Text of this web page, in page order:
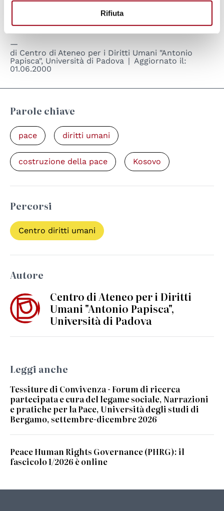
Rifiuta
internazionale dei diritti umani, vi chiediamo:
cessate il fuoco. Oggi.
di Centro di Ateneo per i Diritti Umani "Antonio
Papisca", Università di Padova
Aggiornato il:
01.06.2000
Parole chiave
pace diritti umani
costruzione della pace Kosovo
Percorsi
Centro diritti umani
Autore
Centro di Ateneo per i Diritti
Umani "Antonio Papisca",
Università di Padova
Leggi anche
Tessiture di Convivenza - Forum di ricerca
partecipata e cura del legame sociale, Narrazioni
e pratiche per la Pace, Università degli studi di
Bergamo, settembre-dicembre 2026
Peace Human Rights Governance (PHRG): il
fascicolo 1/2026 è online